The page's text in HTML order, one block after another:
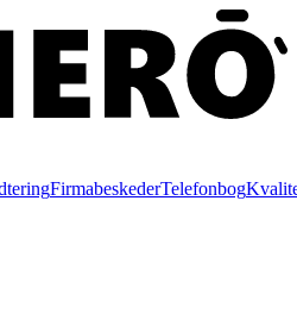
FirmabeskederTelefonbog